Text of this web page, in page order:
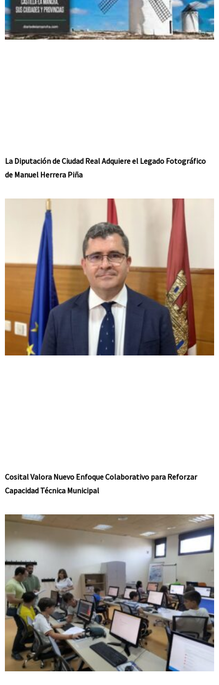
La Diputación de Ciudad Real Adquiere el Legado Fotográfico
de Manuel Herrera Piña
Cosital Valora Nuevo Enfoque Colaborativo para Reforzar
Capacidad Técnica Municipal